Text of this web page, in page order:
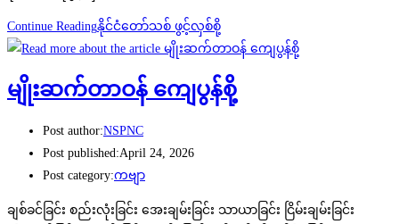
Continue Readingနိုင်ငံတော်သစ် ဖွင့်လှစ်စို့
မျိုးဆက်တာဝန် ကျေပွန်စို့
Post author:NSPNC
Post published:April 24, 2026
Post category:ကဗျာ
ချစ်ခင်ခြင်း စည်းလုံးခြင်း အေးချမ်းခြင်း သာယာခြင်း ငြိမ်းချမ်းခြင်း